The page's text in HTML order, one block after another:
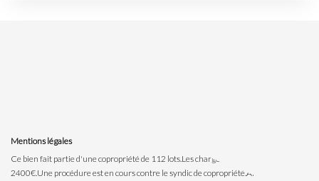
Mentions légales
Ce bien fait partie d'une copropriété de 112 lots.Les charges annuelles sont de
2400€.Une procédure est en cours contre le syndic de copropriété.Affichage des